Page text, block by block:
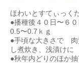
ほわいとすてぃっく
●播種後４０日〜６
0.5〜0.7ｋｇ
●手頃な大きさで 肉
し煮炊き、浅漬けに
●秋年内どりのほか